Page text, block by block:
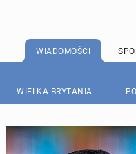
WIADOMOŚCI
WIELKA BRYTANIA